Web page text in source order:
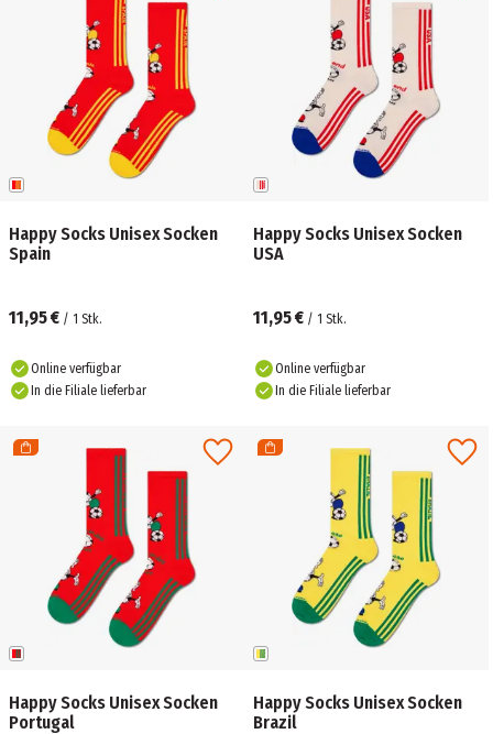
Happy Socks Unisex Socken
Spain
11,95 € / 1 Stk.
Online verfügbar
In die Filiale lieferbar
Happy Socks Unisex Socken
USA
11,95 € / 1 Stk.
Online verfügbar
In die Filiale lieferbar
Happy Socks Unisex Socken
Portugal
Happy Socks Unisex Socken
Brazil